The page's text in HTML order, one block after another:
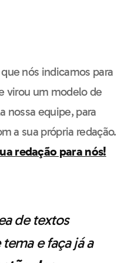
nós indicamos para
virou um modelo de
nossa equipe, para
a sua própria redação.
redação para nós!
de textos
e faça já a